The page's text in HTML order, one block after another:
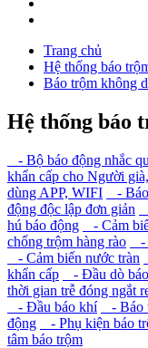
Trang chủ
Hệ thống báo
Báo trộm không
Hệ thống báo
- Bộ báo động nhắc
khẩn cấp cho Người
dùng APP, WIFI
-
động độc lập đơn giản
hú báo động
- Cảm
chống trộm hàng rào
-
- Cảm biến nước tràn
khẩn cấp
- Đầu dò
thời gian trễ đóng ngắt
- Đầu báo khí
- Báo
động
- Phụ kiện báo
tâm báo trộm